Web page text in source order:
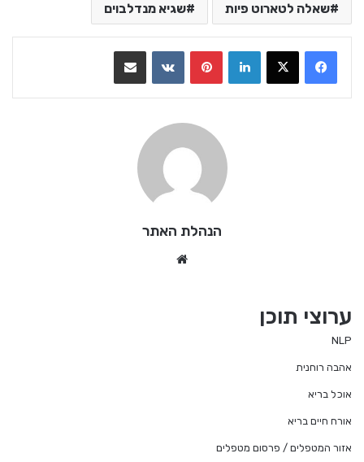
שאלה לטארוט פיות שגיא מנדלבוים
LinkedIn
VKontakte
הנהלת האתר
ערוצי תוכן
NLP
אהבה רוחנית
אוכל בריא
אורח חיים בריא
אזור המטפלים / פרסום מטפלים